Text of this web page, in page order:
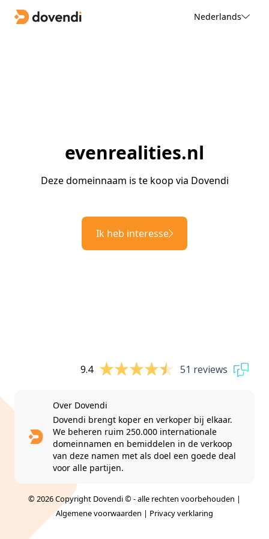
Nederlands
evenrealities.nl
Deze domeinnaam is te koop via Dovendi
Ik heb interesse
9.4 51 reviews
Over Dovendi
Dovendi brengt koper en verkoper bij elkaar.
We beheren ruim 250.000 internationale
domeinnamen en bemiddelen in de verkoop
van deze namen met als doel een goede deal
voor alle partijen.
© 2026 Copyright Dovendi © - alle rechten voorbehouden |
Algemene voorwaarden | Privacy verklaring